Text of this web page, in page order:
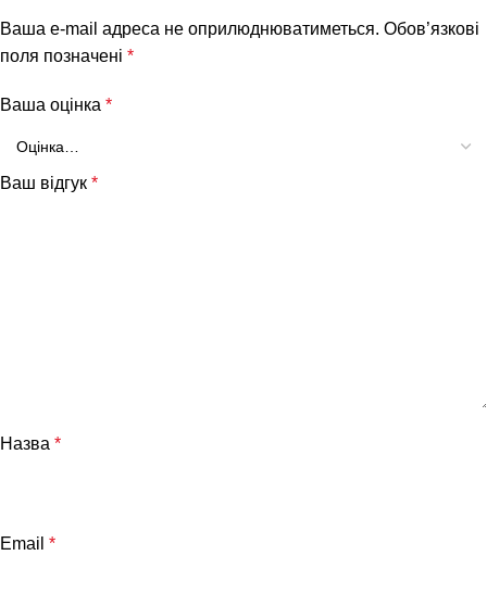
Ваша e-mail адреса не оприлюднюватиметься. Обов’язкові
поля позначені *
Ваша оцінка *
Ваш відгук *
Назва *
Email *